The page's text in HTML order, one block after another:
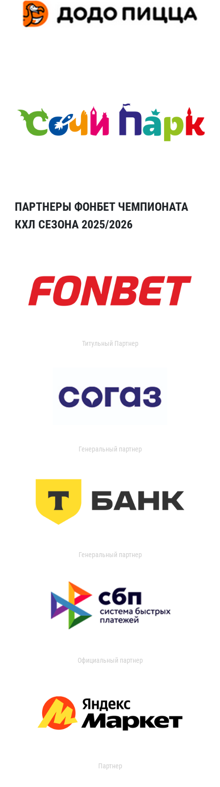
ПАРТНЕРЫ ФОНБЕТ ЧЕМПИОНАТА
КХЛ СЕЗОНА 2025/2026
Титульный Партнер
Генеральный партнер
Генеральный партнер
Официальный партнер
Партнер